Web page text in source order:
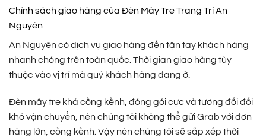
Chính sách giao hàng của Đèn Mây Tre Trang Trí An
Nguyên
An Nguyên có dịch vụ giao hàng đến tận tay khách hàng
nhanh chóng trên toàn quốc. Thời gian giao hàng tùy
thuộc vào vị trí mà quý khách hàng đang ở.
Đèn mây tre khá cồng kềnh, đóng gói cực và tương đối đối
khó vận chuyển, nên chúng tôi không thể gửi Grab với đơn
hàng lớn, cồng kềnh. Vậy nên chúng tôi sẽ sắp xếp thời